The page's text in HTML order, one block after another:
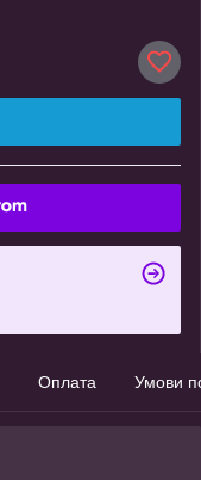
Оплата Умови